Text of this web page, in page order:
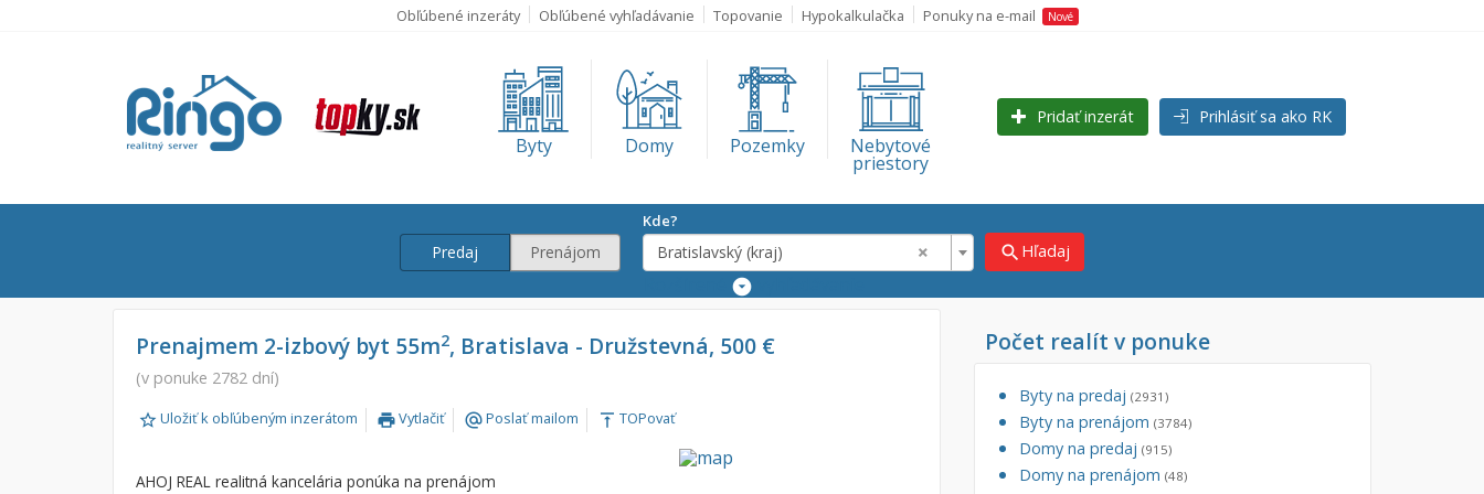
Obľúbené inzeráty Obľúbené vyhľadávanie Topovanie Hypokalkulačka Ponuky na e-mail Nové
Byty Domy Pozemky Nebytové
priestory
Pridať inzerát Prihlásiť sa ako RK
Predaj Prenájom
Kde?
×
Bratislavský (kraj) search Hľadaj
Predaj
Prenájom
Prenajmem 2-izbový byt 55m2, Bratislava - Družstevná, 500 €
(v ponuke 2782 dní)
Uložiť k obľúbeným inzerátom printVytlačiť alternate_emailPoslať mailom vertical_align_top TOPovať
AHOJ REAL realitná kancelária ponúka na prenájom
Počet realít v ponuke
Byty na predaj (2931)
Byty na prenájom (3784)
Domy na predaj (915)
Domy na prenájom (48)